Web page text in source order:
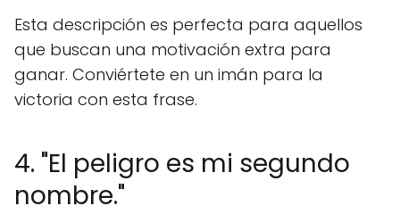
Esta descripción es perfecta para aquellos
que buscan una motivación extra para
ganar. Conviértete en un imán para la
victoria con esta frase.
4. "El peligro es mi segundo
nombre."